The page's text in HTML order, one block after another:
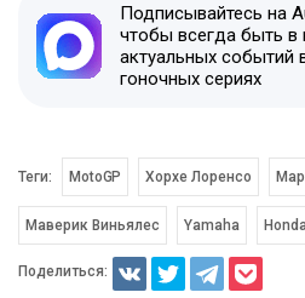
Подписывайтесь на
чтобы всегда быть в
актуальных событий
гоночных сериях
Теги: MotoGP Хорхе Лоренсо
Маверик Виньялес Yamaha Honda
Поделиться: